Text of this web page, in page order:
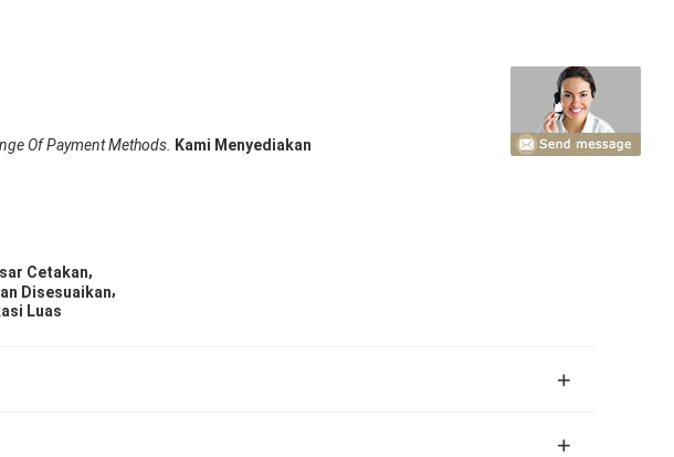
Of Payment Methods. Kami Menyediakan
Cetakan,
Disesuaikan,
Luas